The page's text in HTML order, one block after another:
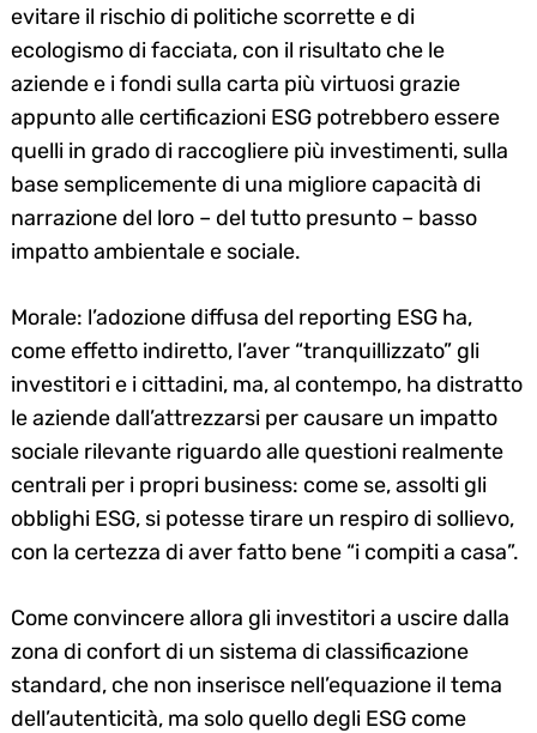
evitare il rischio di politiche scorrette e di
ecologismo di facciata, con il risultato che le
aziende e i fondi sulla carta più virtuosi grazie
appunto alle certificazioni ESG potrebbero essere
quelli in grado di raccogliere più investimenti, sulla
base semplicemente di una migliore capacità di
narrazione del loro – del tutto presunto – basso
impatto ambientale e sociale.
Morale: l’adozione diffusa del reporting ESG ha,
come effetto indiretto, l’aver “tranquillizzato” gli
investitori e i cittadini, ma, al contempo, ha distratto
le aziende dall’attrezzarsi per causare un impatto
sociale rilevante riguardo alle questioni realmente
centrali per i propri business: come se, assolti gli
obblighi ESG, si potesse tirare un respiro di sollievo,
con la certezza di aver fatto bene “i compiti a casa”.
Come convincere allora gli investitori a uscire dalla
zona di confort di un sistema di classificazione
standard, che non inserisce nell’equazione il tema
dell’autenticità, ma solo quello degli ESG come